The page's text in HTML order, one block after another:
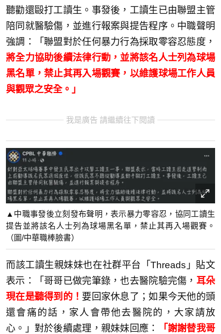
聽勸還毆打工讀生。事發後，工讀生已由聯盟主管
陪同就醫驗傷，並進行報案與提告程序。中職聲明
強調：「聯盟對於任何暴力行為採取零容忍態度，
將全力協助後續法律行動，並將該名人士列為球場
黑名單，禁止其再入場觀賽，以維護球場工作人員
與觀眾之安全。」
我是廣告 請繼續往下閱讀
▲中職事發後立刻發布聲明，表示暴力零容忍，協同工讀生
提告並將該名人士列為球場黑名單，禁止其再入場觀賽。
（圖/中華職棒臉書）
而該工讀生親妹妹也在社群平台「Threads」貼文
表示：「哥哥已做完筆錄，也去醫院驗完傷， 耳朵
現在是聽得到的！ 要回家休息了；如果今天他的頭
還會痛的話，家人會帶他去醫院的，大家請放
心。」對於後續處理，親妹妹回應：
「謝謝替我哥